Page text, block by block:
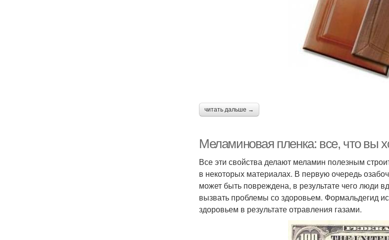
читать дальше →
Меламиновая пленка: все, что вы
Все эти свойства делают меламин полезным
в некоторых материалах. В первую очередь
может быть повреждена, в результате чего люди
вызвать проблемы со здоровьем. Формальдегид
здоровьем в результате отравления газами.